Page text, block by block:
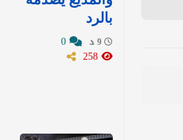
بالرد